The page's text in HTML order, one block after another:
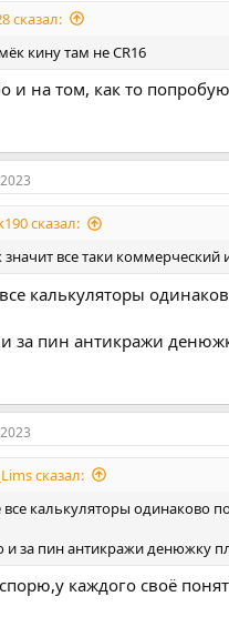
сказал:
кину там не CR16
и на том, как то
сказал:
значит все таки
калькуляторы
и за пин антикражи
сказал:
все калькуляторы одинаково
и за пин антикражи денюжку
каждого своё